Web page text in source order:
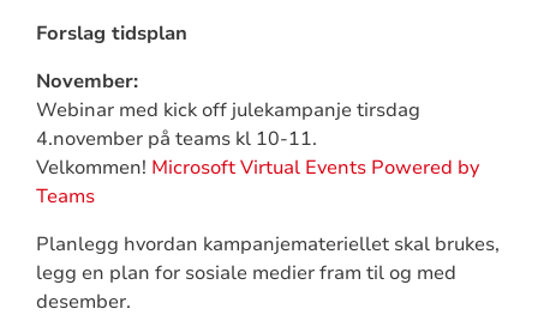
Forslag tidsplan
November:
Webinar med kick off julekampanje tirsdag
4.november på teams kl 10-11.
Velkommen! Microsoft Virtual Events Powered by
Teams
Planlegg hvordan kampanjemateriellet skal brukes,
legg en plan for sosiale medier fram til og med
desember.